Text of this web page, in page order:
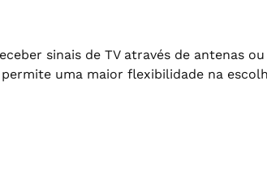
sinais de TV através de antenas
uma maior flexibilidade na